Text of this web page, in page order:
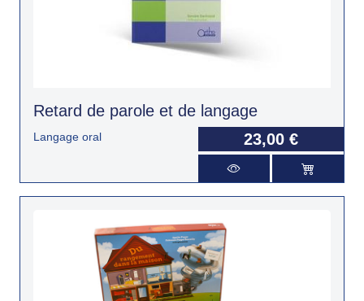
Retard de parole et de langage
Langage oral 23,00 €